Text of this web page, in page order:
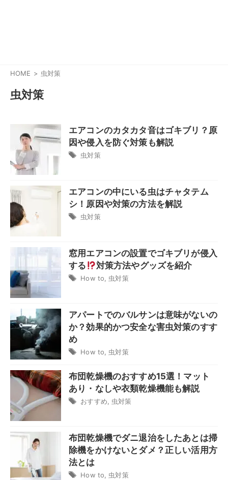
HOME 虫対策
虫対策
エアコンのカタカタ音はゴキブリ？原
因や侵入を防ぐ対策も解説
虫対策
エアコンの中にいる虫はチャタテム
シ！原因や対策の方法を解説
虫対策
窓用エアコンの設置でゴキブリが侵入
する
対策方法やグッズを紹介
How to 虫対策
アパートでのバルサンは意味がないの
か？効果的かつ安全な害虫対策のすす
め
How to 虫対策
布団乾燥機のおすすめ15選！マット
あり・なしや衣類乾燥機能も解説
おすすめ 虫対策
布団乾燥機でダニ退治をしたあとは掃
除機をかけないとダメ？正しい活用方
法とは
How to 虫対策